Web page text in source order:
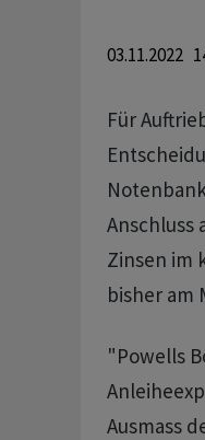
03.11.2022
Für
Anschluss
Zinsen im
bisher am
"Powells
Ausmass